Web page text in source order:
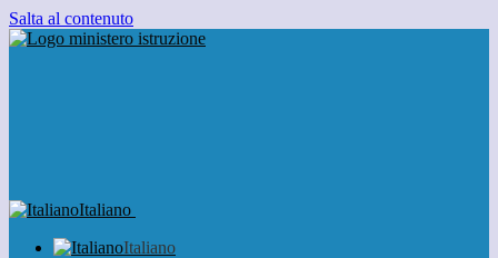
Salta al contenuto
Italiano
Italiano